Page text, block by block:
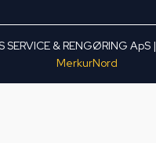
SERVICE & RENGØRING ApS |
MerkurNord